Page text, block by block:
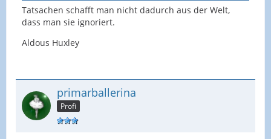
Tatsachen schafft man nicht dadurch aus der Welt,
dass man sie ignoriert.
Aldous Huxley
primarballerina
Profi